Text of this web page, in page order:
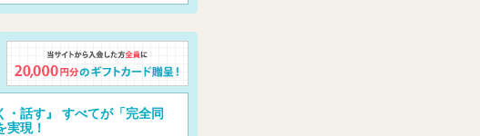
・話す』 すべてが「完全同
実現！